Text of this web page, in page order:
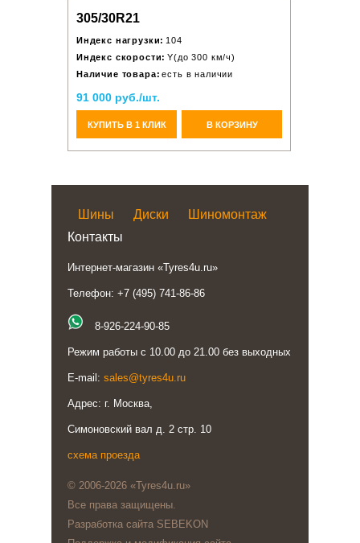
305/30R21
Индекс нагрузки: 104
Индекс скорости: Y(до 300 км/ч)
Наличие товара: есть в наличии
91 000 руб./шт.
КУПИТЬ В 1 КЛИК В КОРЗИНУ
Шины Диски
Шиномонтаж
Контакты
Интернет-магазин «Tyres4u.ru»
Телефон: +7 (495) 741-86-86
8-926-224-90-85
Режим работы с 10.00 до 21.00 без выходных
E-mail: sales@tyres4u.ru
Адрес: г. Москва,
Симоновский вал д. 2 стр. 10
схема проезда
© 2006-2026 «Tyres4u.ru»
Все права защищены.
Разработка сайта SEBEKON